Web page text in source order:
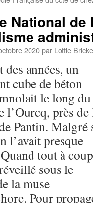
National de
2020par Lottie
des années, un
cube de béton
le long du
l’Ourcq, près de
Pantin. Malgré
l’avait presque
tout à
sous le
la muse
Pour